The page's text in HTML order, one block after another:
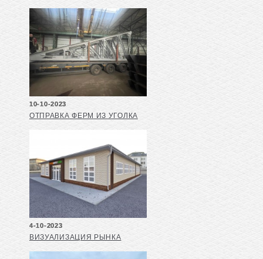
10-10-2023
ОТПРАВКА ФЕРМ ИЗ УГОЛКА
4-10-2023
ВИЗУАЛИЗАЦИЯ РЫНКА